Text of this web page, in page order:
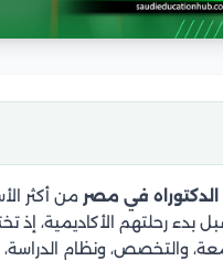
في مصر من أكثر
بدء رحلتهم الأكاديمية، إذ
والتخصص، ونظام